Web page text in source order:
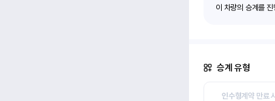
이 차량의 승계를
승계 유형
인수형계약 만료